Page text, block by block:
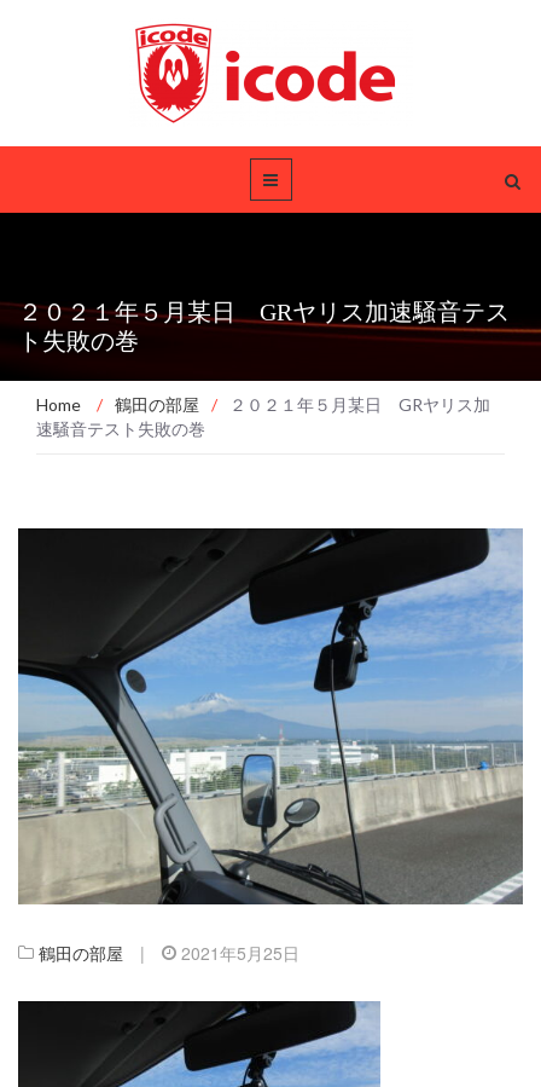
２０２１年５月某日 GRヤリス加速騒音テス
ト失敗の巻
Home / 鶴田の部屋 /
２０２１年５月某日 GRヤリス加
速騒音テスト失敗の巻
鶴田の部屋 | 2021年5月25日